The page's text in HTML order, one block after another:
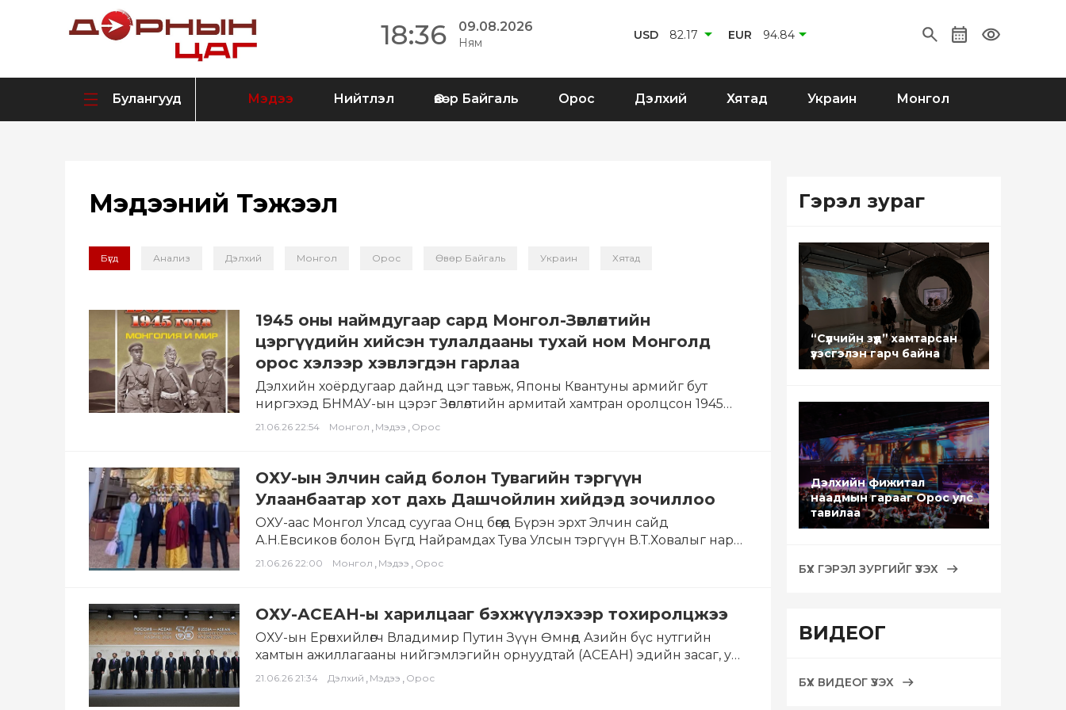
18:36 09.08.2026
Ням
USD 82.17 EUR 94.84
Булангууд Мэдээ Нийтлэл Өвөр Байгаль Орос Дэлхий Хятад Украин Монгол
Мэдээний Тэжээл
Бүгд Анализ Дэлхий Монгол Орос Өвөр Байгаль Украин Хятад
1945 оны наймдугаар сард Монгол-Зөвлөлтийн
цэргүүдийн хийсэн тулалдааны тухай ном Монголд
орос хэлээр хэвлэгдэн гарлаа
Дэлхийн хоёрдугаар дайнд цэг тавьж, Японы Квантуны армийг бут
ниргэхэд БНМАУ-ын цэрэг Зөвлөлтийн армитай хамтран оролцсон 1945
оны наймдугаар…
21.06.26 22:54 Монгол , Мэдээ , Орос
ОХУ-ын Элчин сайд болон Тувагийн тэргүүн
Улаанбаатар хот дахь Дашчойлин хийдэд зочиллоо
ОХУ-аас Монгол Улсад суугаа Онц бөгөөд Бүрэн эрхт Элчин сайд
А.Н.Евсиков болон Бүгд Найрамдах Тува Улсын тэргүүн В.Т.Ховалыг нар…
21.06.26 22:00 Монгол , Мэдээ , Орос
ОХУ-АСЕАН-ы харилцааг бэхжүүлэхээр тохиролцжээ
ОХУ-ын Ерөнхийлөгч Владимир Путин Зүүн Өмнөд Азийн бүс нутгийн
хамтын ажиллагааны нийгэмлэгийн орнуудтай (АСЕАН) эдийн засаг, улс
төрийн харилцаагаа…
21.06.26 21:34 Дэлхий , Мэдээ , Орос
Гэрэл зураг
“Сүүлчийн зүүд” хамтарсан
үзэсгэлэн гарч байна
Дэлхийн фижитал
наадмын гарааг Орос улс
тавилаа
БҮХ ГЭРЭЛ ЗУРГИЙГ ҮЗЭХ
ВИДЕОГ
БҮХ ВИДЕОГ ҮЗЭХ